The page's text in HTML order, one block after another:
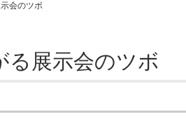
会のツボ
る展示会のツボ